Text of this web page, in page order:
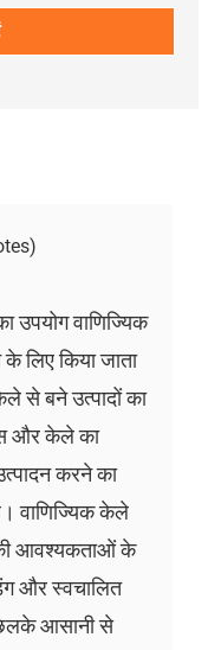
उपयोग वाणिज्यिक
लिए किया जाता
से बने उत्पादों का
और केले का
करने का
वाणिज्यिक केले
की आवश्यकताओं के
और स्वचालित
आसानी से